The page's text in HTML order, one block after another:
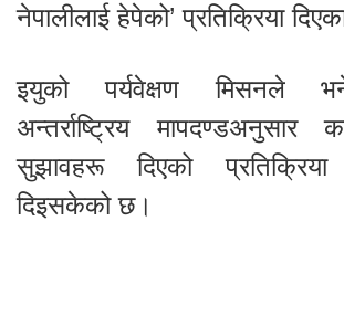
नेपालीलाई हेपेको’ प्रतिक्रिया
इयुको पर्यवेक्षण मिसनले
अन्तर्राष्ट्रिय
सुझावहरू दिएको
दिइसकेको छ।